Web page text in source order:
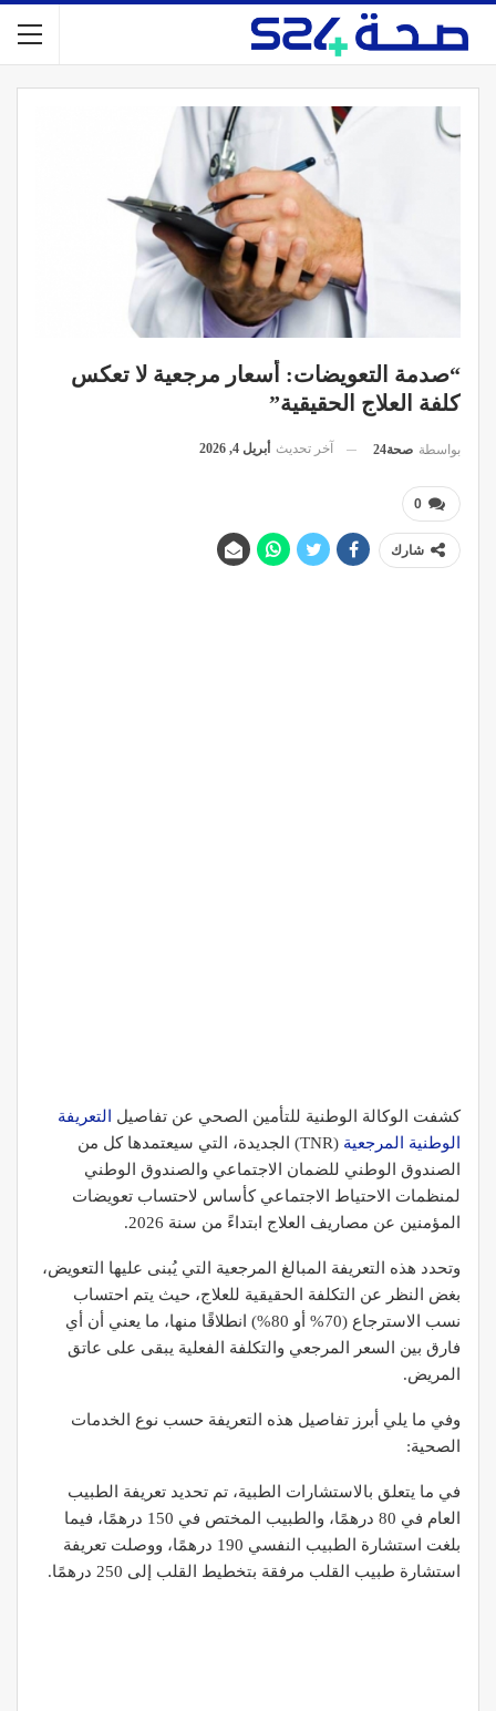
“صدمة التعويضات: أسعار مرجعية لا تعكس
كلفة العلاج الحقيقية”
بواسطة صحة24 آخر تحديث أبريل 4, 2026
0
شارك
كشفت الوكالة الوطنية للتأمين الصحي عن تفاصيل
التعريفة
الوطنية المرجعية (TNR) الجديدة، التي سيعتمدها كل من
الصندوق الوطني للضمان الاجتماعي و الصندوق الوطني
لمنظمات الاحتياط الاجتماعي كأساس لاحتساب تعويضات
المؤمنين عن مصاريف العلاج ابتداءً من سنة 2026.
وتحدد هذه التعريفة المبالغ المرجعية التي يُبنى عليها التعويض،
بغض النظر عن التكلفة الحقيقية للعلاج، حيث يتم احتساب
نسب الاسترجاع (70% أو 80%) انطلاقًا منها، ما يعني أن أي
فارق بين السعر المرجعي والتكلفة الفعلية يبقى على عاتق
المريض.
وفي ما يلي أبرز تفاصيل هذه التعريفة حسب نوع الخدمات
الصحية:
في ما يتعلق بالاستشارات الطبية، تم تحديد تعريفة الطبيب
العام في 80 درهمًا، والطبيب المختص في 150 درهمًا، فيما
بلغت استشارة الطبيب النفسي 190 درهمًا، ووصلت تعريفة
استشارة طبيب القلب مرفقة بتخطيط القلب إلى 250 درهمًا.